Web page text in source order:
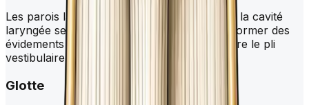
Les parois latérales de la partie moyenne de la cavité
laryngée se bombent vers l'extérieur pour former des
évidements latéraux (ventricule laryngé) entre le pli
vestibulaire et le pli vocal.
Glotte